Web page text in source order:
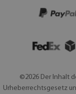
©2026 Der Inhalt
Urheberrechtsgesetz